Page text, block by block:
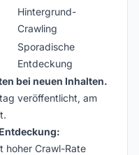
Hintergrund-
Crawling
Sporadische
Entdeckung
bei neuen Inhalten.
veröffentlicht, am
hoher Crawl-Rate